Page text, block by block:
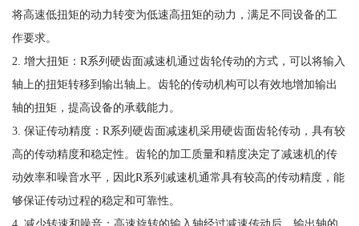
将高速低扭矩的动力转变为低速高扭矩的动力，满足不同设备的工
作要求。
2. 增大扭矩：R系列硬齿面减速机通过齿轮传动的方式，可以将输入
轴上的扭矩转移到输出轴上。齿轮的传动机构可以有效地增加输出
轴的扭矩，提高设备的承载能力。
3. 保证传动精度：R系列硬齿面减速机采用硬齿面齿轮传动，具有较
高的传动精度和稳定性。齿轮的加工质量和精度决定了减速机的传
动效率和噪音水平，因此R系列减速机通常具有较高的传动精度，能
够保证传动过程的稳定和可靠性。